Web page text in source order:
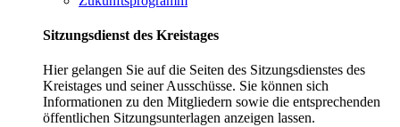
Sitzungsdienst des Kreistages
Hier gelangen Sie auf die Seiten des Sitzungsdienstes des
Kreistages und seiner Ausschüsse. Sie können sich
Informationen zu den Mitgliedern sowie die entsprechenden
öffentlichen Sitzungsunterlagen anzeigen lassen.